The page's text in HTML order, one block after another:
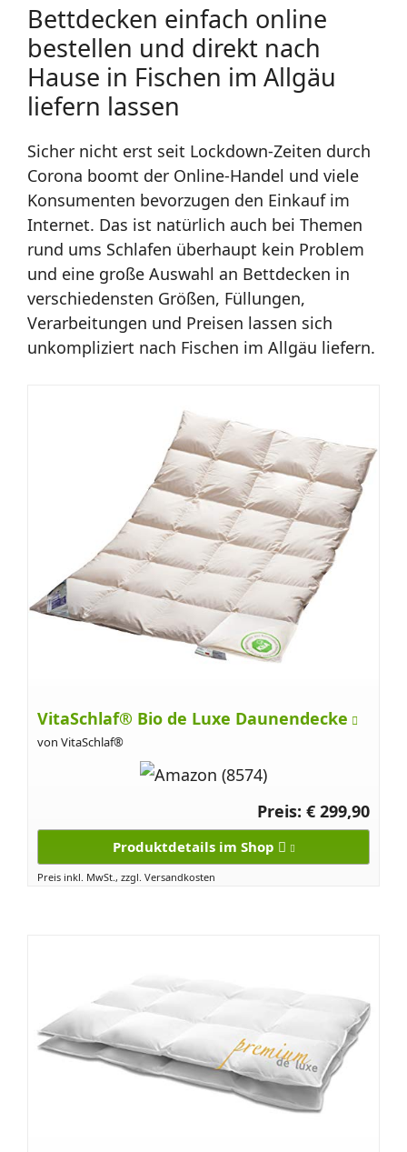
Bettdecken einfach online
bestellen und direkt nach
Hause in Fischen im Allgäu
liefern lassen
Sicher nicht erst seit Lockdown-Zeiten durch
Corona boomt der Online-Handel und viele
Konsumenten bevorzugen den Einkauf im
Internet. Das ist natürlich auch bei Themen
rund ums Schlafen überhaupt kein Problem
und eine große Auswahl an Bettdecken in
verschiedensten Größen, Füllungen,
Verarbeitungen und Preisen lassen sich
unkompliziert nach Fischen im Allgäu liefern.
VitaSchlaf® Bio de Luxe Daunendecke
von VitaSchlaf®
Preis: € 299,90
Produktdetails im Shop
Preis inkl. MwSt., zzgl. Versandkosten